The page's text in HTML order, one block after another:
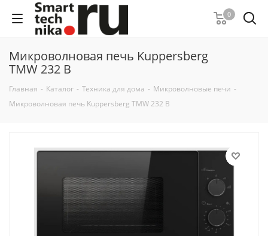
0
Микроволновая печь Kuppersberg
TMW 232 B
Главная - Каталог - Техника для дома - Микроволновые печи -
Микроволновая печь Kuppersberg TMW 232 B